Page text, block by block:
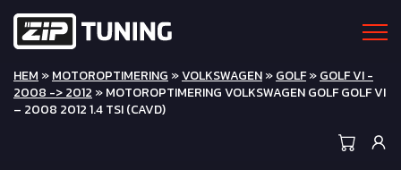
HEM »MOTOROPTIMERING »VOLKSWAGEN»GOLF»GOLF VI -
2008 -> 2012 » MOTOROPTIMERING VOLKSWAGEN GOLF GOLF VI
– 2008 2012 1.4 TSI (CAVD)